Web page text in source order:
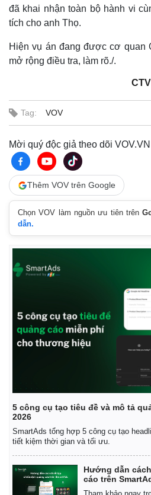
Quan sát
đã khai nhận toàn bộ hành vi
tích cho anh Thọ.
Hiện vụ án đang được cơ quan
mở rộng điều tra, làm rõ./.
Tag: VOV
Mời quý độc giả theo dõi
Thêm VOV trên Google
Chọn VOV làm nguồn ưu tiên trên
dẫn.
5 công cụ tạo tiêu đề và mô tả
2026
SmartAds tổng hợp 5 công cụ tạo
tiết kiệm thời gian và tối ưu.
Hướng dẫn
cáo trên